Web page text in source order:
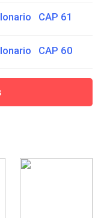
CAP 61
CAP 60